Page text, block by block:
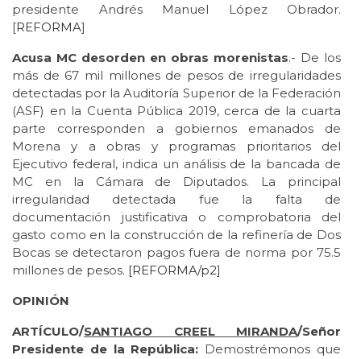
presidente Andrés Manuel López Obrador.
[REFORMA]
Acusa MC desorden en obras morenistas.- De los
más de 67 mil millones de pesos de irregularidades
detectadas por la Auditoría Superior de la Federación
(ASF) en la Cuenta Pública 2019, cerca de la cuarta
parte corresponden a gobiernos emanados de
Morena y a obras y programas prioritarios del
Ejecutivo federal, indica un análisis de la bancada de
MC en la Cámara de Diputados. La principal
irregularidad detectada fue la falta de
documentación justificativa o comprobatoria del
gasto como en la construcción de la refinería de Dos
Bocas se detectaron pagos fuera de norma por 75.5
millones de pesos. [REFORMA/p2]
OPINIÓN
ARTÍCULO/SANTIAGO CREEL MIRANDA/Señor
Presidente de la República: Demostrémonos que